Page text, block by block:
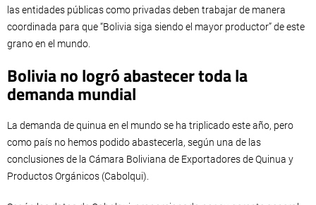
las entidades públicas como privadas deben trabajar de manera
coordinada para que “Bolivia siga siendo el mayor productor” de este
grano en el mundo.
Bolivia no logró abastecer toda la
demanda mundial
La demanda de quinua en el mundo se ha triplicado este año, pero
como país no hemos podido abastecerla, según una de las
conclusiones de la Cámara Boliviana de Exportadores de Quinua y
Productos Orgánicos (Cabolqui).